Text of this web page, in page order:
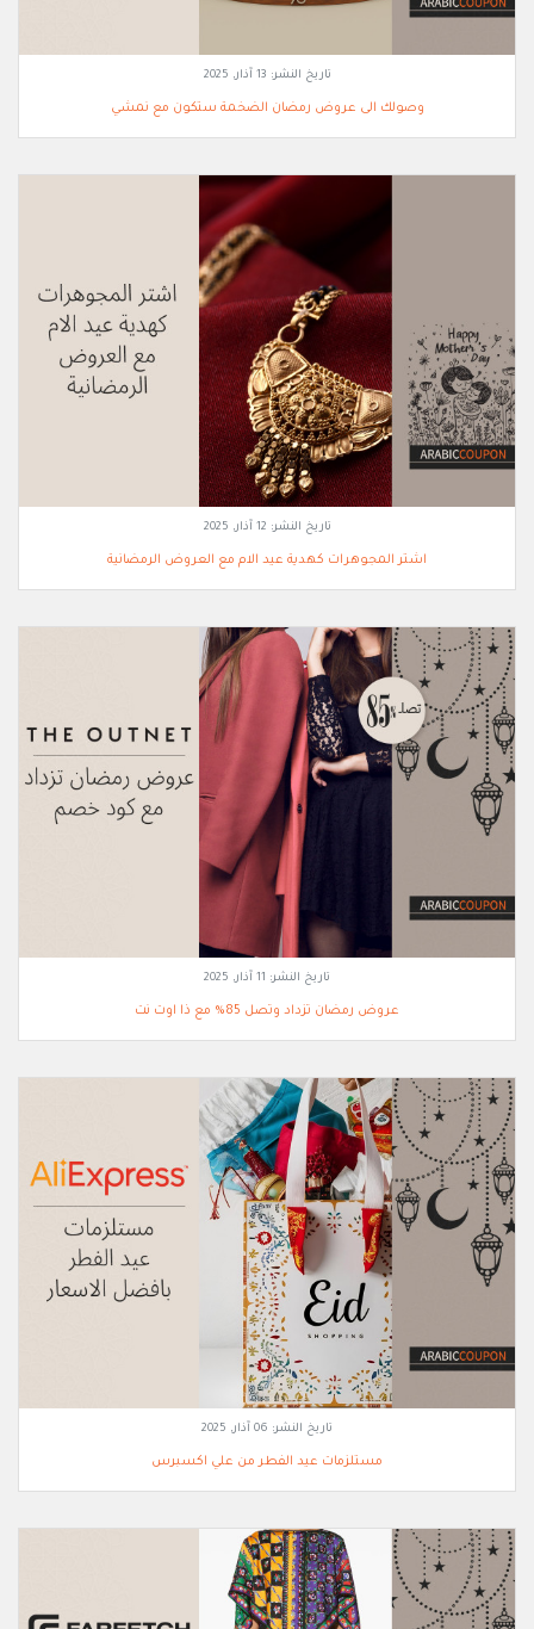
تاريخ النشر: 13 آذار, 2025
وصولك الى عروض رمضان الضخمة ستكون مع نمشي
تاريخ النشر: 12 آذار, 2025
اشتر المجوهرات كهدية عيد الام مع العروض الرمضانية
تاريخ النشر: 11 آذار, 2025
عروض رمضان تزداد وتصل 85% مع ذا اوت نت
تاريخ النشر: 06 آذار, 2025
مستلزمات عيد الفطر من علي اكسبرس